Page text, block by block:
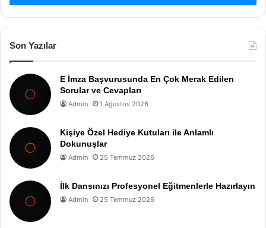
Son Yazılar
E İmza Başvurusunda En Çok Merak Edilen
Sorular ve Cevapları
Admin 1 Ağustos 2026
Kişiye Özel Hediye Kutuları ile Anlamlı
Dokunuşlar
Admin 25 Temmuz 2026
İlk Dansınızı Profesyonel Eğitmenlerle Hazırlayın
Admin 25 Temmuz 2026